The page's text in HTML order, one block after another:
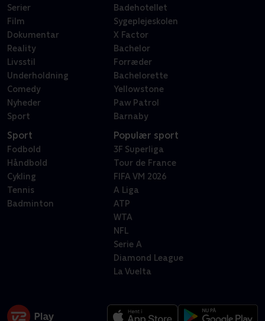
Serier
Film
Dokumentar
Reality
Livsstil
Underholdning
Comedy
Nyheder
Sport
Badehotellet
Sygeplejeskolen
X Factor
Bachelor
Forræder
Bachelorette
Yellowstone
Paw Patrol
Barnaby
Sport
Fodbold
Håndbold
Cykling
Tennis
Badminton
Populær sport
3F Superliga
Tour de France
FIFA VM 2026
A Liga
ATP
WTA
NFL
Serie A
Diamond League
La Vuelta